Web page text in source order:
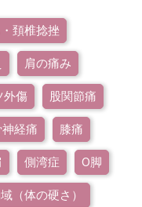
頚椎捻挫
肩の痛み
外傷 股関節痛
経痛 膝痛
側湾症 O脚
（体の硬さ）